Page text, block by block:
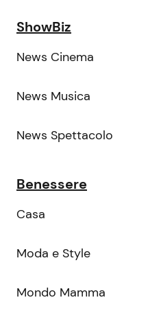
ShowBiz
News Cinema
News Musica
News Spettacolo
Benessere
Casa
Moda e Style
Mondo Mamma